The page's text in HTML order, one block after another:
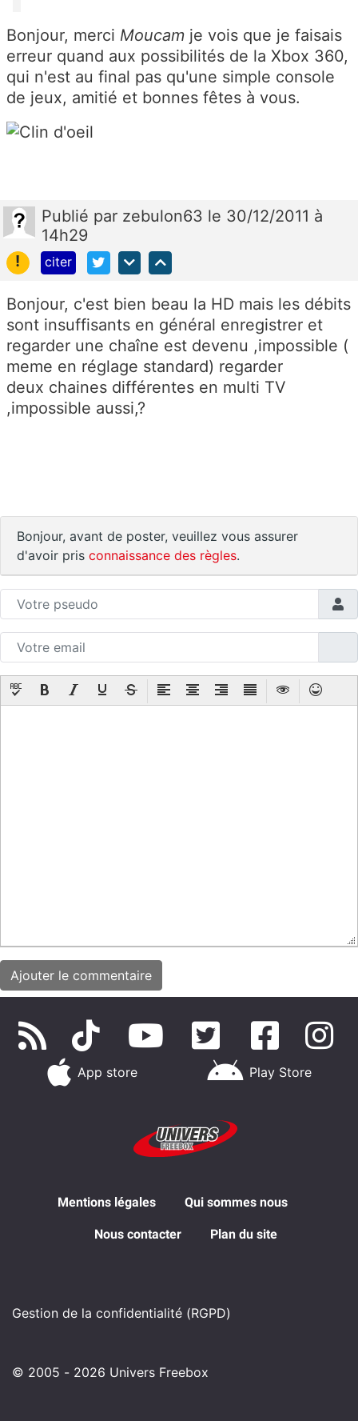
Bonjour, merci Moucam je vois que je faisais
erreur quand aux possibilités de la Xbox 360,
qui n'est au final pas qu'une simple console
de jeux, amitié et bonnes fêtes à vous.
Publié par zebulon63 le 30/12/2011 à
14h29
!
citer
Bonjour, c'est bien beau la HD mais les débits
sont insuffisants en général enregistrer et
regarder une chaîne est devenu ,impossible (
meme en réglage standard) regarder
deux chaines différentes en multi TV
,impossible aussi,?
Bonjour, avant de poster, veuillez vous assurer
d'avoir pris connaissance des règles.
App store Play Store
Mentions légales Qui sommes nous
Nous contacter Plan du site
Gestion de la confidentialité (RGPD)
© 2005 - 2026 Univers Freebox